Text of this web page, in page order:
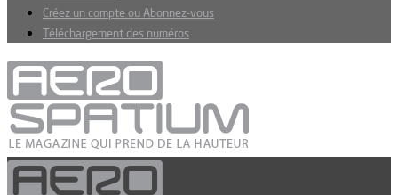
Créez un compte ou Abonnez-vous
Téléchargement des numéros